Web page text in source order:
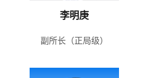
李明庚
副所长（正局级）